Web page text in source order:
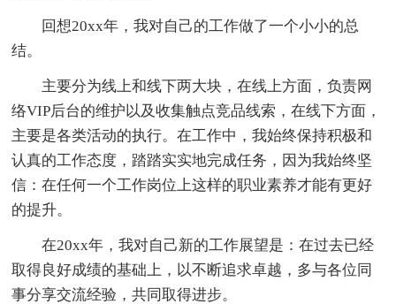
回想20xx年，我对自己的工作做了一个小小的总
结。
主要分为线上和线下两大块，在线上方面，负责网
络VIP后台的维护以及收集触点竞品线索，在线下方面，
主要是各类活动的执行。在工作中，我始终保持积极和
认真的工作态度，踏踏实实地完成任务，因为我始终坚
信：在任何一个工作岗位上这样的职业素养才能有更好
的提升。
在20xx年，我对自己新的工作展望是：在过去已经
取得良好成绩的基础上，以不断追求卓越，多与各位同
事分享交流经验，共同取得进步。